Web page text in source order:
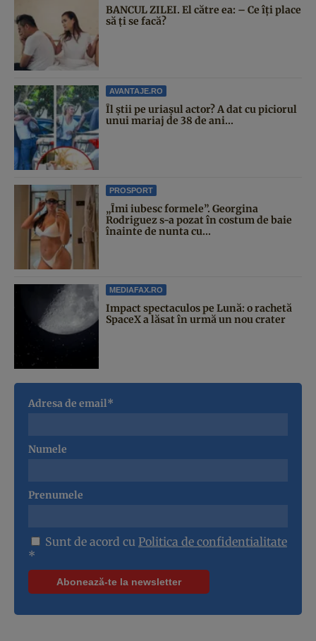
BANCUL ZILEI. El către ea: – Ce îți place
să ți se facă?
AVANTAJE.RO
Îl știi pe uriașul actor? A dat cu piciorul
unui mariaj de 38 de ani...
PROSPORT
„Îmi iubesc formele”. Georgina
Rodriguez s-a pozat în costum de baie
înainte de nunta cu...
MEDIAFAX.RO
Impact spectaculos pe Lună: o rachetă
SpaceX a lăsat în urmă un nou crater
Adresa de email*
Numele
Prenumele
Sunt de acord cu Politica de confidentialitate
*